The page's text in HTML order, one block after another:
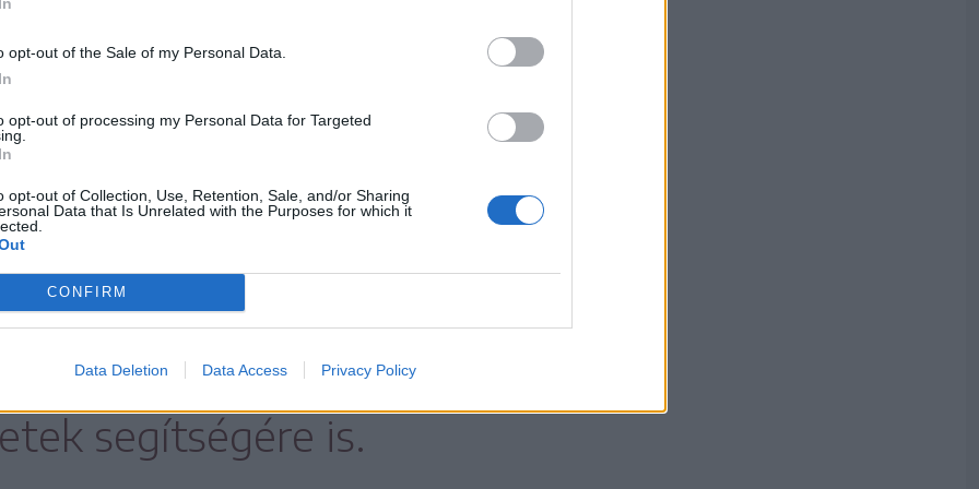
opt-out of the Sale of my Personal Data.
opt-out of processing my Personal Data for Targeted
opt-out of Collection, Use, Retention, Sale, and/or Sharing
Data that Is Unrelated with the Purposes for which it
CONFIRM
Data Deletion Data Access Privacy Policy
teremben alakítottak ki
a többiekhez hasonlóan a cégeknél
van, hogy a szakiskola elvégzéséhez
figyelmet és sok támogatást
az Őrkőn több szociális
segítségére is.